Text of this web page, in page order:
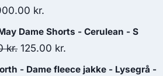
kr.
price
is:
Dame Shorts - Cerulean - S
kr. Original
price
125.00 kr.
price
- Dame fleece jakke - Lysegrå -